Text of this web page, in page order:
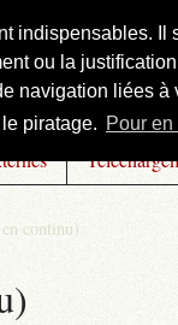
indispensables.
ou la
navigation liées
piratage. Pour
continu)